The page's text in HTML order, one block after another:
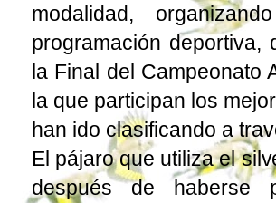
modalidad,
programación
la Final del Campeonato
la que participan los
han ido clasificando a
El pájaro que utiliza el
después de haberse